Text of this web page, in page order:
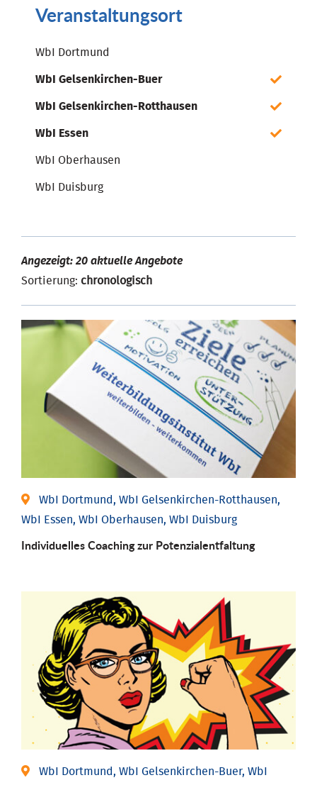
Veranstaltungsort
WbI Dortmund
WbI Gelsenkirchen-Buer
WbI Gelsenkirchen-Rotthausen
WbI Essen
WbI Oberhausen
WbI Duisburg
Angezeigt: 20 aktuelle Angebote
Sortierung: chronologisch
WbI Dortmund, WbI Gelsenkirchen-Rotthausen,
WbI Essen, WbI Oberhausen, WbI Duisburg
Individuelles Coaching zur Potenzialentfaltung
WbI Dortmund, WbI Gelsenkirchen-Buer, WbI